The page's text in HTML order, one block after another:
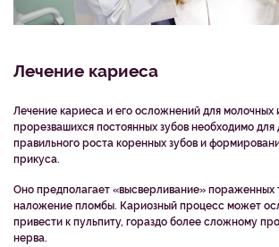
Лечение кариеса
Лечение кариеса и его осложнений для молочных
прорезвашихся постоянных зубов необходимо для
правильного роста коренных зубов и
прикуса.
Оно предполагает «высверливание» пораженных
наложение пломбы. Кариозный процесс может
привести к пульпиту, гораздо более сложному
нерва.